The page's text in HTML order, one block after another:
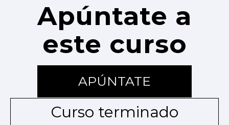
Apúntate a
este curso
APÚNTATE
Curso terminado